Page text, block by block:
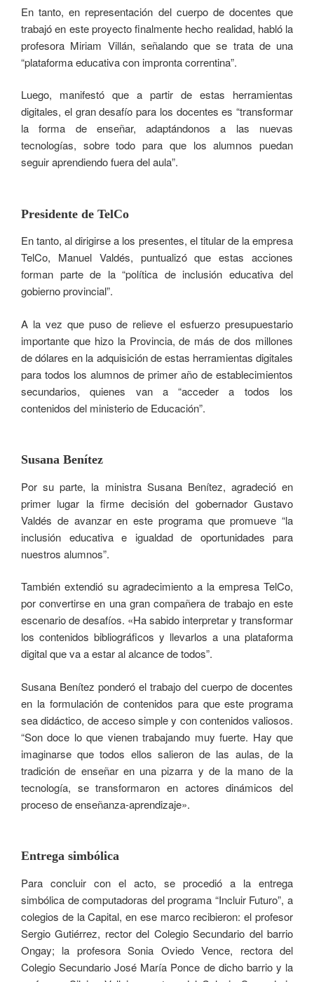
En tanto, en representación del cuerpo de docentes que
trabajó en este proyecto finalmente hecho realidad, habló la
profesora Miriam Villán, señalando que se trata de una
“plataforma educativa con impronta correntina”.
Luego, manifestó que a partir de estas herramientas
digitales, el gran desafío para los docentes es “transformar
la forma de enseñar, adaptándonos a las nuevas
tecnologías, sobre todo para que los alumnos puedan
seguir aprendiendo fuera del aula”.
Presidente de TelCo
En tanto, al dirigirse a los presentes, el titular de la empresa
TelCo, Manuel Valdés, puntualizó que estas acciones
forman parte de la “política de inclusión educativa del
gobierno provincial”.
A la vez que puso de relieve el esfuerzo presupuestario
importante que hizo la Provincia, de más de dos millones
de dólares en la adquisición de estas herramientas digitales
para todos los alumnos de primer año de establecimientos
secundarios, quienes van a “acceder a todos los
contenidos del ministerio de Educación”.
Susana Benítez
Por su parte, la ministra Susana Benítez, agradeció en
primer lugar la firme decisión del gobernador Gustavo
Valdés de avanzar en este programa que promueve “la
inclusión educativa e igualdad de oportunidades para
nuestros alumnos”.
También extendió su agradecimiento a la empresa TelCo,
por convertirse en una gran compañera de trabajo en este
escenario de desafíos. «Ha sabido interpretar y transformar
los contenidos bibliográficos y llevarlos a una plataforma
digital que va a estar al alcance de todos”.
Susana Benítez ponderó el trabajo del cuerpo de docentes
en la formulación de contenidos para que este programa
sea didáctico, de acceso simple y con contenidos valiosos.
“Son doce lo que vienen trabajando muy fuerte. Hay que
imaginarse que todos ellos salieron de las aulas, de la
tradición de enseñar en una pizarra y de la mano de la
tecnología, se transformaron en actores dinámicos del
proceso de enseñanza-aprendizaje».
Entrega simbólica
Para concluir con el acto, se procedió a la entrega
simbólica de computadoras del programa “Incluir Futuro”, a
colegios de la Capital, en ese marco recibieron: el profesor
Sergio Gutiérrez, rector del Colegio Secundario del barrio
Ongay; la profesora Sonia Oviedo Vence, rectora del
Colegio Secundario José María Ponce de dicho barrio y la